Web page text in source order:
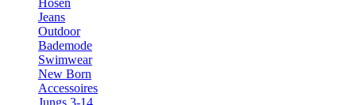
Hosen
Jeans
Outdoor
Bademode
Swimwear
New Born
Accessoires
Jungs 3-14